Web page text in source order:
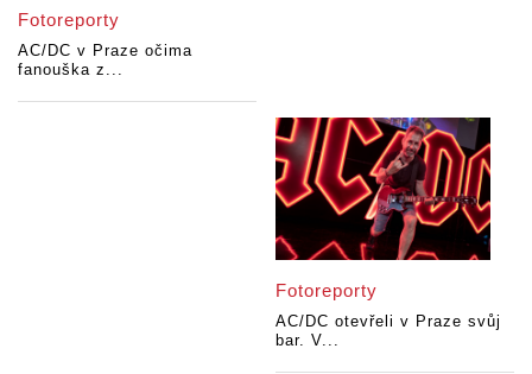
Fotoreporty
AC/DC v Praze očima
fanouška z...
Fotoreporty
AC/DC otevřeli v Praze svůj
bar. V...